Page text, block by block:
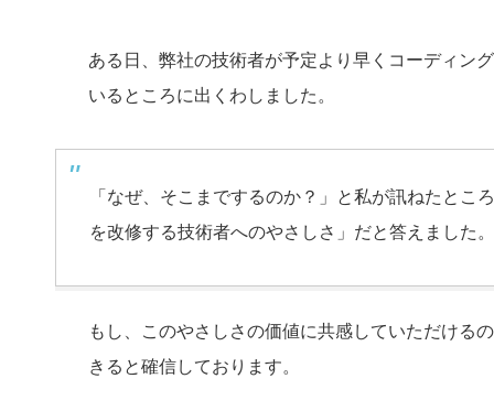
ある日、弊社の技術者が予定より早くコーディン
いるところに出くわしました。
「なぜ、そこまでするのか？」と私が訊ねたとこ
を改修する技術者へのやさしさ」だと答えました。
もし、このやさしさの価値に共感していただける
きると確信しております。